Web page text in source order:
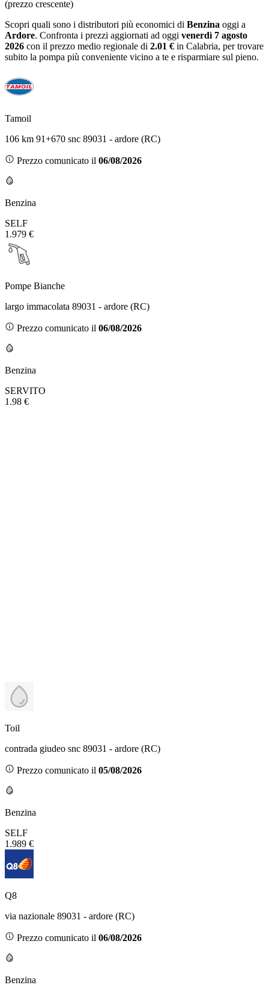
(prezzo crescente)
Scopri quali sono i distributori più economici di Benzina oggi a
Ardore. Confronta i prezzi aggiornati ad oggi venerdì 7 agosto
2026 con il prezzo medio regionale di 2.01 € in Calabria, per trovare
subito la pompa più conveniente vicino a te e risparmiare sul pieno.
Tamoil
106 km 91+670 snc 89031 - ardore (RC)
Prezzo comunicato il 06/08/2026
Benzina
SELF
1.979 €
Pompe Bianche
largo immacolata 89031 - ardore (RC)
Prezzo comunicato il 06/08/2026
Benzina
SERVITO
1.98 €
Toil
contrada giudeo snc 89031 - ardore (RC)
Prezzo comunicato il 05/08/2026
Benzina
SELF
1.989 €
Q8
via nazionale 89031 - ardore (RC)
Prezzo comunicato il 06/08/2026
Benzina